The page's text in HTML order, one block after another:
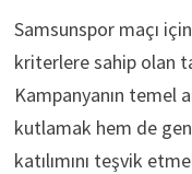
Samsunspor maçı
kriterlere sahip olan
Kampanyanın temel
kutlamak hem de
katılımını teşvik